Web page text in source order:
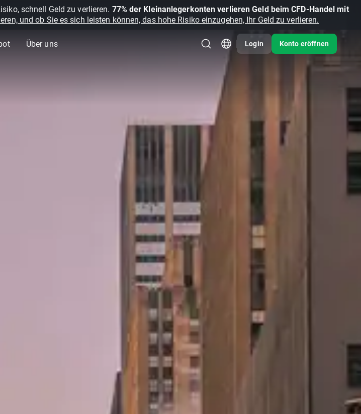
schnell Geld zu verlieren. 77% der Kleinanlegerkonten verlieren Geld beim CFD-Handel mit
und ob Sie es sich leisten können, das hohe Risiko einzugehen, Ihr Geld zu verlieren.
Über uns Login Konto eröffnen